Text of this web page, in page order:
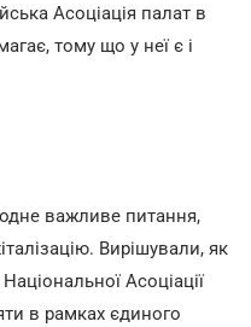
Асоціація палат в
тому що у неї є і
важливе питання,
Вирішували, як
Асоціації
в рамках єдиного